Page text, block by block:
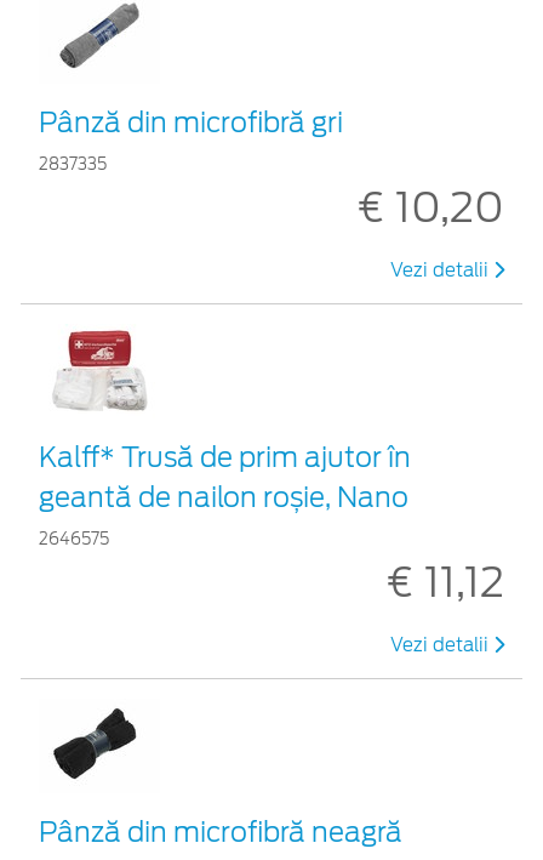
Pânză din microfibră gri
2837335
€ 10,20
Vezi detalii
Kalff* Trusă de prim ajutor în
geantă de nailon roșie, Nano
2646575
€ 11,12
Vezi detalii
Pânză din microfibră neagră